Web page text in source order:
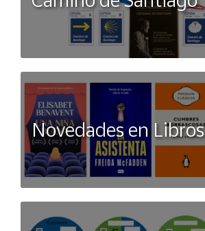
Novedades en Libros